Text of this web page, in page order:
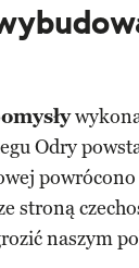
Odry
powrócono
stroną
naszym